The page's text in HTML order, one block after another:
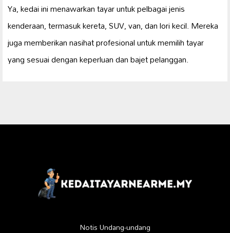
Ya, kedai ini menawarkan tayar untuk pelbagai jenis
kenderaan, termasuk kereta, SUV, van, dan lori kecil. Mereka
juga memberikan nasihat profesional untuk memilih tayar
yang sesuai dengan keperluan dan bajet pelanggan.
Notis Undang-undang